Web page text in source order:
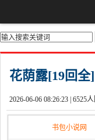
你的位置： 首页>都市激
花荫露[19回全]
2026-06-06 08:26:23 | 6525人
书包小说网